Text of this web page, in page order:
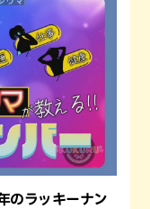
のラッキーナン